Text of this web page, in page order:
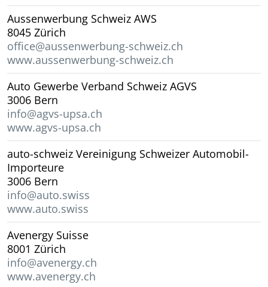
Aussenwerbung Schweiz AWS
8045 Zürich
office@aussenwerbung-schweiz.ch
www.aussenwerbung-schweiz.ch
Auto Gewerbe Verband Schweiz AGVS
3006 Bern
info@agvs-upsa.ch
www.agvs-upsa.ch
auto-schweiz Vereinigung Schweizer Automobil-
Importeure
3006 Bern
info@auto.swiss
www.auto.swiss
Avenergy Suisse
8001 Zürich
info@avenergy.ch
www.avenergy.ch